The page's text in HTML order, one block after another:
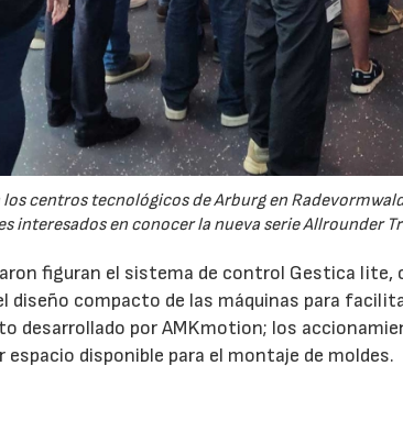
centros tecnológicos de Arburg en
interesados en conocer la nueva serie Allrounder
figuran el sistema de control Gestica lite,
diseño compacto de las máquinas para
desarrollado por AMKmotion; los
disponible para el montaje de moldes.